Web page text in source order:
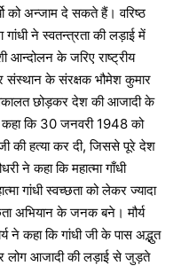
को अन्जाम दे सकते हैं। वरिष्ठ
गांधी ने स्वतन्त्रता की लड़ाई में
के जरिए राष्ट्रीय
संस्थान के संरक्षक भौमेश कुमार
वकालत छोड़कर देश की आजादी के
कहा कि 30 जनवरी 1948 को
जी की हत्या कर दी, जिससे पूरे देश
ने कहा कि महात्मा गाँधी
गांधी स्वच्छता को लेकर ज्यादा
अभियान के जनक बने। मौर्य
ने कहा कि गांधी जी के पास अद्भुत
लोग आजादी की लड़ाई से जुड़ते